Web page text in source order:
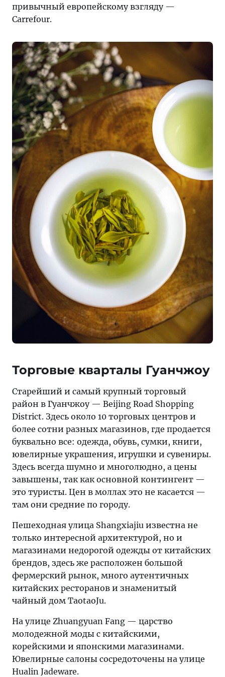
привычный европейскому взгляду —
Carrefour.
Торговые кварталы Гуанчжоу
Старейший и самый крупный торговый
район в Гуанчжоу — Beijing Road Shopping
District. Здесь около 10 торговых центров и
более сотни разных магазинов, где продается
буквально все: одежда, обувь, сумки, книги,
ювелирные украшения, игрушки и сувениры.
Здесь всегда шумно и многолюдно, а цены
завышены, так как основной контингент —
это туристы. Цен в моллах это не касается —
там они средние по городу.
Пешеходная улица Shangxiajiu известна не
только интересной архитектурой, но и
магазинами недорогой одежды от китайских
брендов, здесь же расположен большой
фермерский рынок, много аутентичных
китайских ресторанов и знаменитый
чайный дом TaotaoJu.
На улице Zhuangyuan Fang — царство
молодежной моды с китайскими,
корейскими и японскими магазинами.
Ювелирные салоны сосредоточены на улице
Hualin Jadeware.